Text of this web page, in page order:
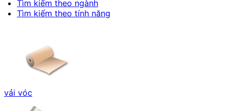
Tìm kiếm theo ngành
Tìm kiếm theo tính năng
vải vóc